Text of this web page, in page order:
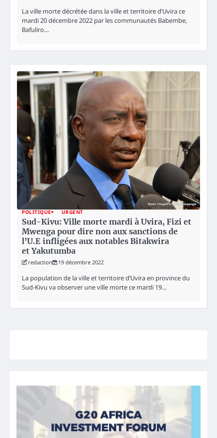
La ville morte décrétée dans la ville et territoire d’Uvira ce
mardi 20 décembre 2022 par les communautés Babembe,
Bafuliro…
POLITIQUE URGENT
Sud-Kivu: Ville morte mardi à Uvira, Fizi et
Mwenga pour dire non aux sanctions de
l’U.E infligées aux notables Bitakwira
et Yakutumba
redaction 19 décembre 2022
La population de la ville et territoire d’Uvira en province du
Sud-Kivu va observer une ville morte ce mardi 19…